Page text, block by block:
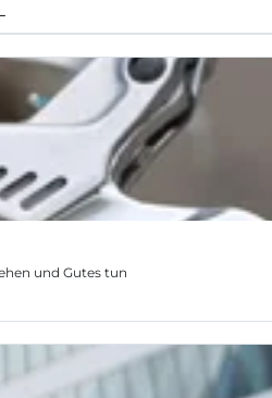
und Gutes tun